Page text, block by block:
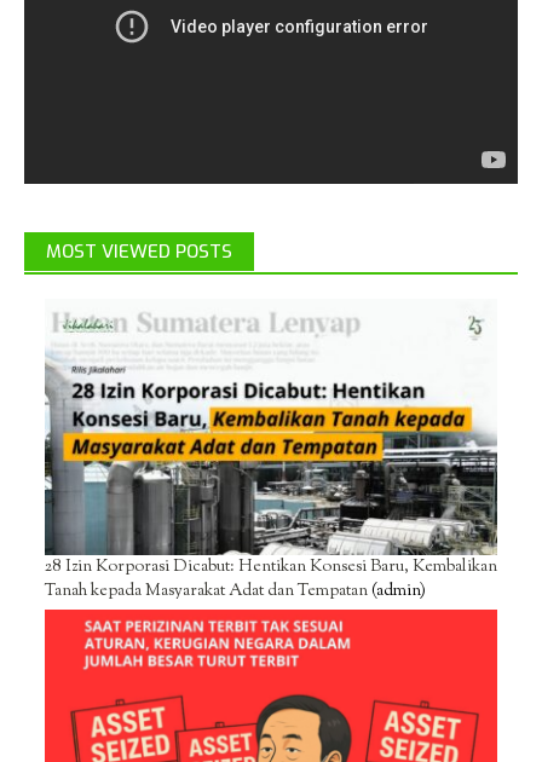
MOST VIEWED POSTS
28 Izin Korporasi Dicabut: Hentikan Konsesi Baru, Kembalikan
Tanah kepada Masyarakat Adat dan Tempatan(admin)